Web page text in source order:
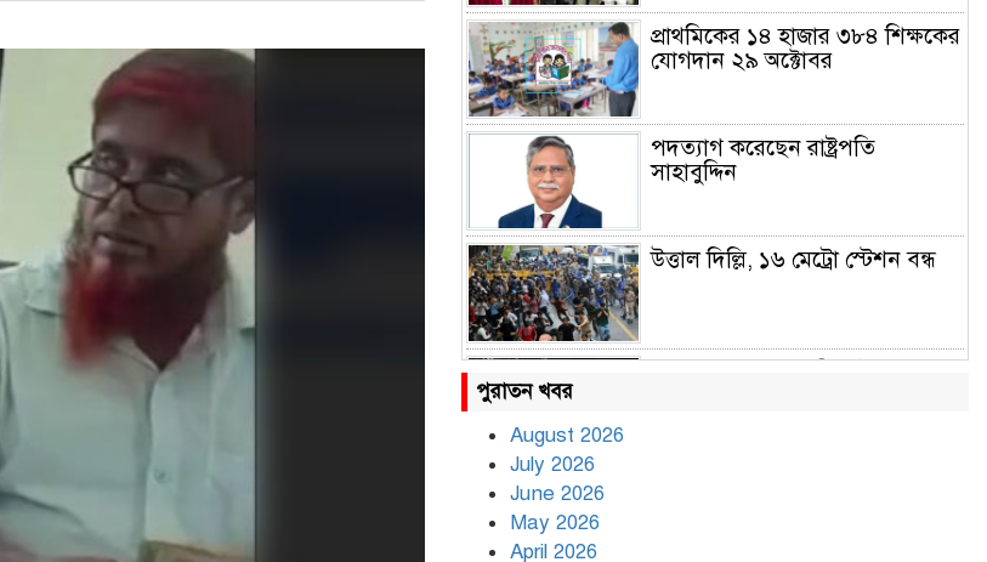
প্রাথমিকের ১৪ হাজার ৩৮৪ শিক্ষকের
যোগদান ২৯ অক্টোবর
পদত্যাগ করেছেন রাষ্ট্রপতি
সাহাবুদ্দিন
উত্তাল দিল্লি, ১৬ মেট্রো স্টেশন বন্ধ
পুরাতন খবর
August 2026
July 2026
June 2026
May 2026
April 2026